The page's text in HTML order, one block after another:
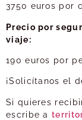
3750 euros por
Precio por
viaje:
190 euros por
¡Solicítanos el
Si quieres
escribe a